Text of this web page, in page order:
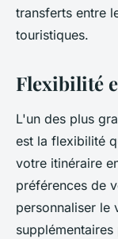
transferts entre
touristiques.
Flexibilité
L'un des plus
est la flexibilité
votre itinéraire
préférences de
personnaliser le